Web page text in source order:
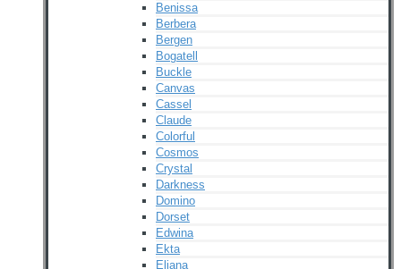
Benissa
Berbera
Bergen
Bogatell
Buckle
Canvas
Cassel
Claude
Colorful
Cosmos
Crystal
Darkness
Domino
Dorset
Edwina
Ekta
Eliana